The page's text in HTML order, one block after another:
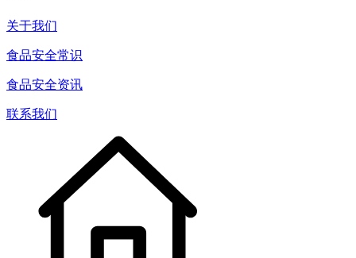
关于我们
食品安全常识
食品安全资讯
联系我们